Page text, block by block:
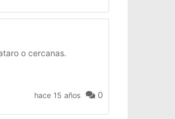
o cercanas.
hace 15 años 0